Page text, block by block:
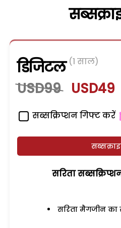
डिजिटल (1 साल)
USD99 USD49
सब्सक्रिप्शन गिफ्ट करें
सरिता
सरिता मैगजीन का